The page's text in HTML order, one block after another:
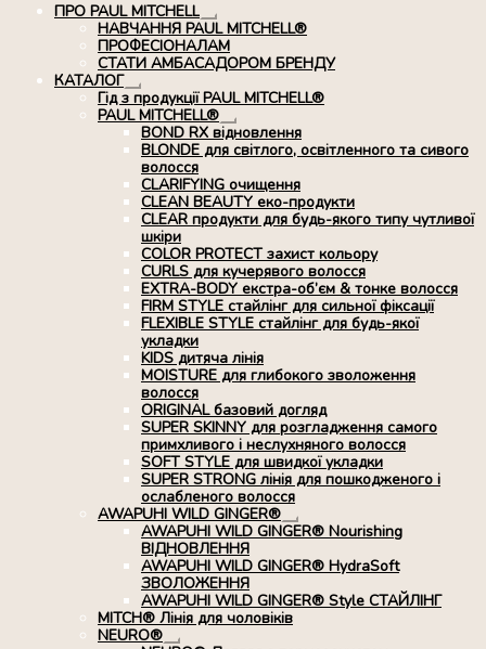
ПРО PAUL MITCHELL
Розгорнуте
вкладене
меню
НАВЧАННЯ PAUL MITCHELL®
ПРОФЕСІОНАЛАМ
СТАТИ АМБАСАДОРОМ БРЕНДУ
КАТАЛОГ
Розгорнуте
вкладене
меню
Гід з продукції PAUL MITCHELL®
PAUL MITCHELL®
Розгорнуте
вкладене
меню
BOND RX вiдновлення
BLONDE для світлого, освітленного та сивого
волосся
CLARIFYING очищення
CLEAN BEAUTY еко-продукти
CLEAR продукти для будь-якого типу чутливої
шкіри
COLOR PROTECT захист кольору
CURLS для кучерявого волосся
EXTRA-BODY екстра-об’єм & тонке волосся
FIRM STYLE стайлінг для сильної фіксації
FLEXIBLE STYLE стайлінг для будь-якої
укладки
KIDS дитяча лінія
MOISTURE для глибокого зволоження
волосся
ORIGINAL базовий догляд
SUPER SKINNY для розгладження самого
примхливого і неслухняного волосся
SOFT STYLE для швидкої укладки
SUPER STRONG лінія для пошкодженого і
ослабленого волосся
AWAPUHI WILD GINGER®
Розгорнуте
вкладене
меню
AWAPUHI WILD GINGER® Nourishing
ВІДНОВЛЕННЯ
AWAPUHI WILD GINGER® HydraSoft
ЗВОЛОЖЕННЯ
AWAPUHI WILD GINGER® Style СТАЙЛІНГ
MITCH® Лінія для чоловіків
NEURO®